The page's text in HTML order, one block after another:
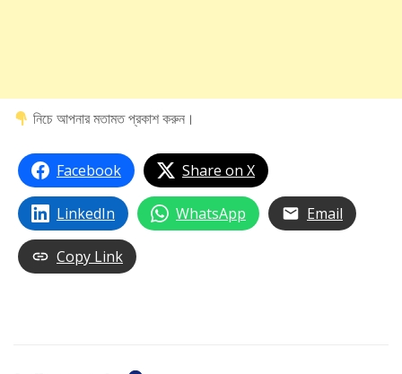
নিচে আপনার মতামত প্রকাশ করুন।
Facebook Share on X
LinkedIn WhatsApp Email
Copy Link